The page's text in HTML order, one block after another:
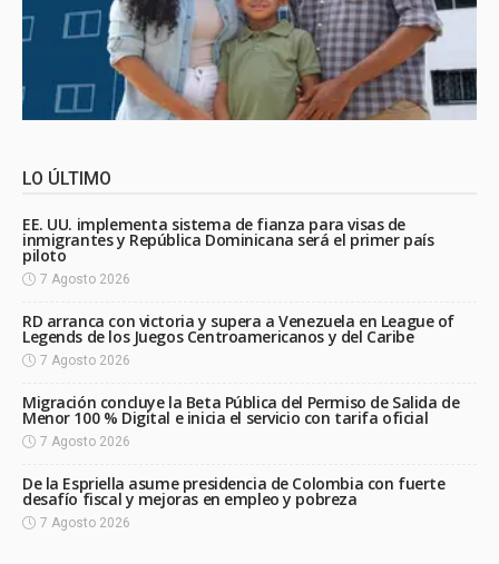
LO ÚLTIMO
EE. UU. implementa sistema de fianza para visas de
inmigrantes y República Dominicana será el primer país
piloto
7 Agosto 2026
RD arranca con victoria y supera a Venezuela en League of
Legends de los Juegos Centroamericanos y del Caribe
7 Agosto 2026
Migración concluye la Beta Pública del Permiso de Salida de
Menor 100 % Digital e inicia el servicio con tarifa oficial
7 Agosto 2026
De la Espriella asume presidencia de Colombia con fuerte
desafío fiscal y mejoras en empleo y pobreza
7 Agosto 2026